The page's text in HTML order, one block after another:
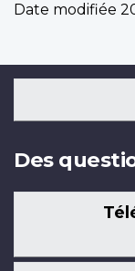
Date modifiée
Des